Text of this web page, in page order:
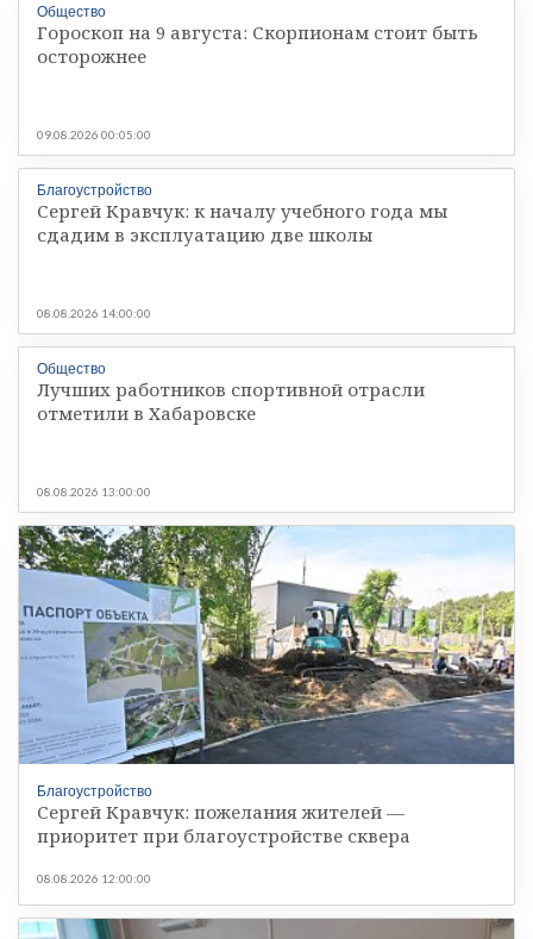
Общество
Гороскоп на 9 августа: Скорпионам стоит быть
осторожнее
09.08.2026 00:05:00
Благоустройство
Сергей Кравчук: к началу учебного года мы
сдадим в эксплуатацию две школы
08.08.2026 14:00:00
Общество
Лучших работников спортивной отрасли
отметили в Хабаровске
08.08.2026 13:00:00
Благоустройство
Сергей Кравчук: пожелания жителей —
приоритет при благоустройстве сквера
08.08.2026 12:00:00